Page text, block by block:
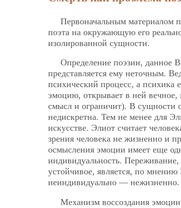
Первоначальным материалом
поэта на окружающую его
изолированной сущности.
Определение поэзии, данное
представляется ему неточным.
психический процесс, а психика
эмоцию, открывает в ней вечное,
смысл и ограничит). В сущности
недискретна. Тем не менее для
искусстве. Элиот считает
зрения человека не жизненно и
осмысления эмоции имеет еще
индивидуальность.
устойчивое, является, по
неиндивидуально — нежизненно.
Механизм воссоздания